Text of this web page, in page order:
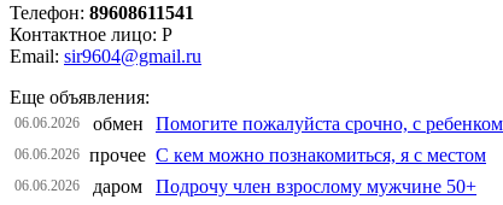
Телефон: 89608611541
Контактное лицо: Р
Email: sir9604@gmail.ru
Еще объявления:
06.06.2026 обмен Помогите пожалуйста срочно, с
06.06.2026 прочее С кем можно познакомиться, я с местом
06.06.2026 даром Подрочу член взрослому мужчине 50+